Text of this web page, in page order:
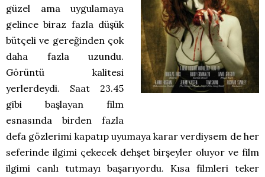
güzel ama uygulamaya
gelince biraz fazla düşük
bütçeli ve gereğinden çok
daha fazla uzundu.
Görüntü kalitesi
yerlerdeydi. Saat 23.45
gibi başlayan film
esnasında birden fazla
defa gözlerimi kapatıp uyumaya karar verdiysem de her
seferinde ilgimi çekecek dehşet birşeyler oluyor ve film
ilgimi canlı tutmayı başarıyordu. Kısa filmleri teker